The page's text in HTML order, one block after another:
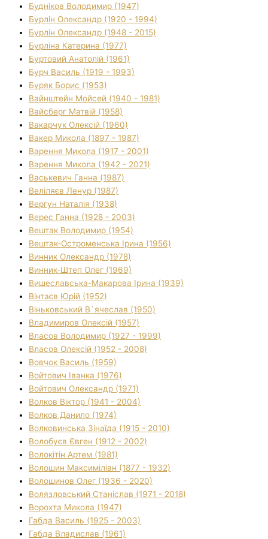
Будніков Володимир (1947)
Бурлін Олександр (1920 - 1994)
Бурлін Олександр (1948 - 2015)
Бурліна Катерина (1977)
Буртовий Анатолій (1961)
Бурч Василь (1919 - 1993)
Буряк Борис (1953)
Вайнштейн Мойсей (1940 - 1981)
Вайсберг Матвій (1958)
Вакарчук Олексій (1960)
Вакер Микола (1897 - 1987)
Варення Микола (1917 - 2001)
Варення Микола (1942 - 2021)
Васькевич Ганна (1987)
Веліляєв Ленур (1987)
Вергун Наталія (1938)
Верес Ганна (1928 - 2003)
Вештак Володимир (1954)
Вештак-Остроменська Ірина (1956)
Винник Олександр (1978)
Винник-Штеп Олег (1969)
Вишеславська-Макарова Ірина (1939)
Вінтаєв Юрій (1952)
Віньковський В`ячеслав (1950)
Владимиров Олексій (1957)
Власов Володимир (1927 - 1999)
Власов Олексій (1952 - 2008)
Вовчок Василь (1959)
Войтович Іванка (1976)
Войтович Олександр (1971)
Волков Віктор (1941 - 2004)
Волков Данило (1974)
Волковинська Зінаїда (1915 - 2010)
Волобуєв Євген (1912 - 2002)
Волокітін Артем (1981)
Волошин Максиміліан (1877 - 1932)
Волошинов Олег (1936 - 2020)
Волязловський Станіслав (1971 - 2018)
Ворохта Микола (1947)
Габда Василь (1925 - 2003)
Габда Владислав (1961)